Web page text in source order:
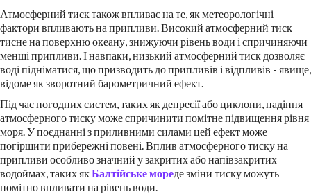
Атмосферний тиск також впливає на те, як метеорологічні
фактори впливають на припливи. Високий атмосферний тиск
тисне на поверхню океану, знижуючи рівень води і спричиняючи
менші припливи. І навпаки, низький атмосферний тиск дозволяє
воді підніматися, що призводить до припливів і відпливів - явище,
відоме як зворотний барометричний ефект.
Під час погодних систем, таких як депресії або циклони, падіння
атмосферного тиску може спричинити помітне підвищення рівня
моря. У поєднанні з приливними силами цей ефект може
погіршити прибережні повені. Вплив атмосферного тиску на
припливи особливо значний у закритих або напівзакритих
водоймах, таких якБалтійське мореде зміни тиску можуть
помітно впливати на рівень води.